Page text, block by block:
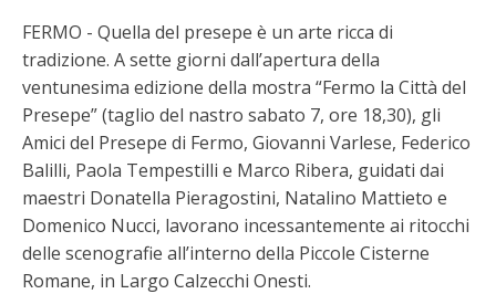
FERMO - Quella del presepe è un arte ricca di
tradizione. A sette giorni dall’apertura della
ventunesima edizione della mostra “Fermo la Città del
Presepe” (taglio del nastro sabato 7, ore 18,30), gli
Amici del Presepe di Fermo, Giovanni Varlese, Federico
Balilli, Paola Tempestilli e Marco Ribera, guidati dai
maestri Donatella Pieragostini, Natalino Mattieto e
Domenico Nucci, lavorano incessantemente ai ritocchi
delle scenografie all’interno della Piccole Cisterne
Romane, in Largo Calzecchi Onesti.